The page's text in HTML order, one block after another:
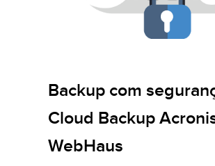
Backup com
Cloud Backup
WebHaus